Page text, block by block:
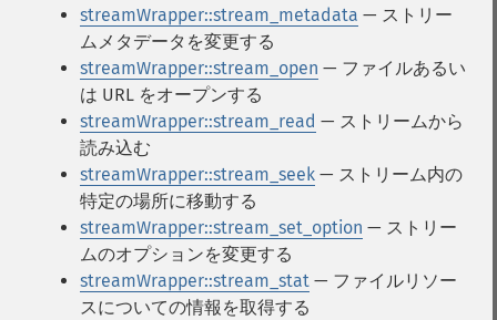
streamWrapper::stream_metadata — ストリー
ムメタデータを変更する
streamWrapper::stream_open — ファイルあるい
は URL をオープンする
streamWrapper::stream_read — ストリームから
読み込む
streamWrapper::stream_seek — ストリーム内の
特定の場所に移動する
streamWrapper::stream_set_option — ストリー
ムのオプションを変更する
streamWrapper::stream_stat — ファイルリソー
スについての情報を取得する